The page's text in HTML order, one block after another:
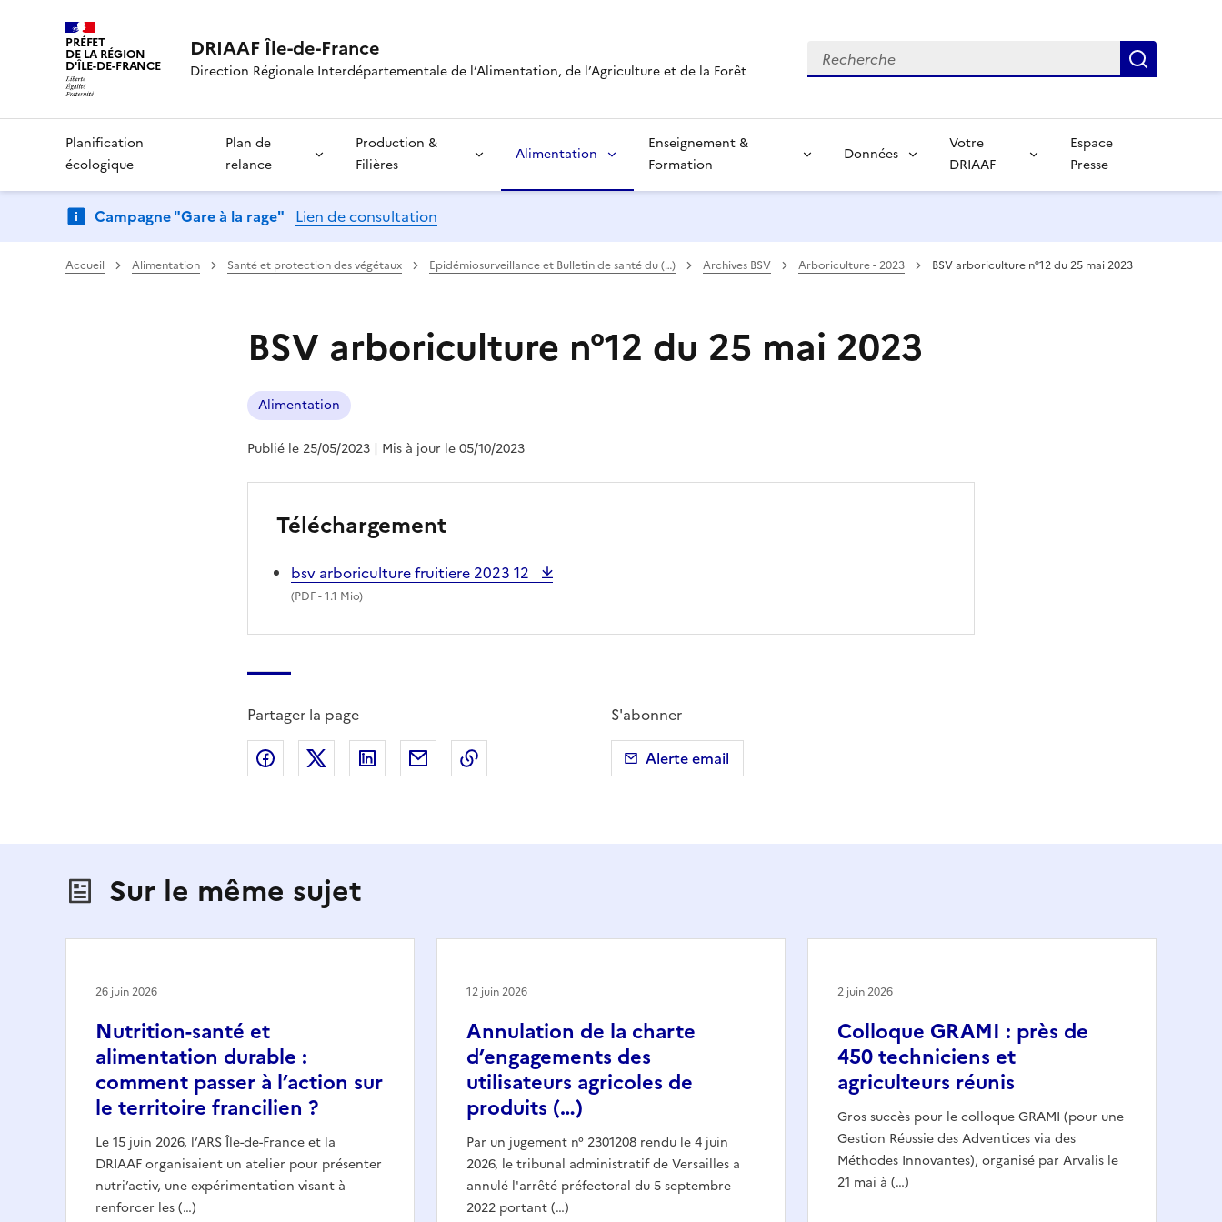
PRÉFET
DE LA RÉGION
D'ÎLE-DE-FRANCE
DRIAAF Île-de-France
Direction Régionale Interdépartementale de l’Alimentation, de l’Agriculture et de la Forêt
Recherche
Planification
écologique
Plan de
relance
Production &
Filières
Alimentation
Enseignement &
Formation
Données
Votre
DRIAAF
Espace
Presse
Campagne "Gare à la rage" Lien de consultation
Accueil Alimentation Santé et protection des végétaux Epidémiosurveillance et Bulletin de santé du (…) Archives BSV Arboriculture - 2023 BSV arboriculture n°12 du 25 mai 2023
BSV arboriculture n°12 du 25 mai 2023
Alimentation
Publié le 25/05/2023 | Mis à jour le 05/10/2023
Téléchargement
bsv arboriculture fruitiere 2023 12
(PDF- 1.1 Mio)
Partager la page
Partager sur Facebook
Partager sur X (anciennement Twitter)
Partager sur LinkedIn
Partager par emailCopier dans le presse-papier
S'abonner
Alerte email
Sur le même sujet
Nutrition-santé et
alimentation durable :
comment passer à l’action sur
le territoire francilien ?
Le 15 juin 2026, l’ARS Île-de-France et la
DRIAAF organisaient un atelier pour présenter
nutri’activ, une expérimentation visant à
renforcer les (…)
26 juin 2026
Annulation de la charte
d’engagements des
utilisateurs agricoles de
produits (…)
Par un jugement n° 2301208 rendu le 4 juin
2026, le tribunal administratif de Versailles a
annulé l'arrêté préfectoral du 5 septembre
2022 portant (…)
12 juin 2026
Colloque GRAMI : près de
450 techniciens et
agriculteurs réunis
Gros succès pour le colloque GRAMI (pour une
Gestion Réussie des Adventices via des
Méthodes Innovantes), organisé par Arvalis le
21 mai à (…)
2 juin 2026